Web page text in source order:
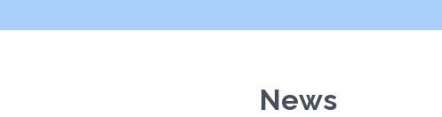
News